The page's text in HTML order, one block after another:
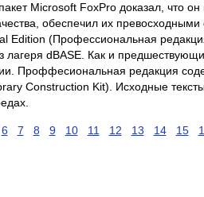
Microsoft FoxPro доказал, что
обеспечил их
Edition (Профессиональная
лагеря dBASE. Как и
Проффесиональная редакция
Construction Kit). Исходные
6 7 8 9 10 11 12 13 14 15